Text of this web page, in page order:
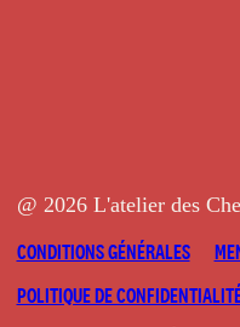
@ 2026 L'atelier des
CONDITIONS GÉNÉRALES
POLITIQUE DE